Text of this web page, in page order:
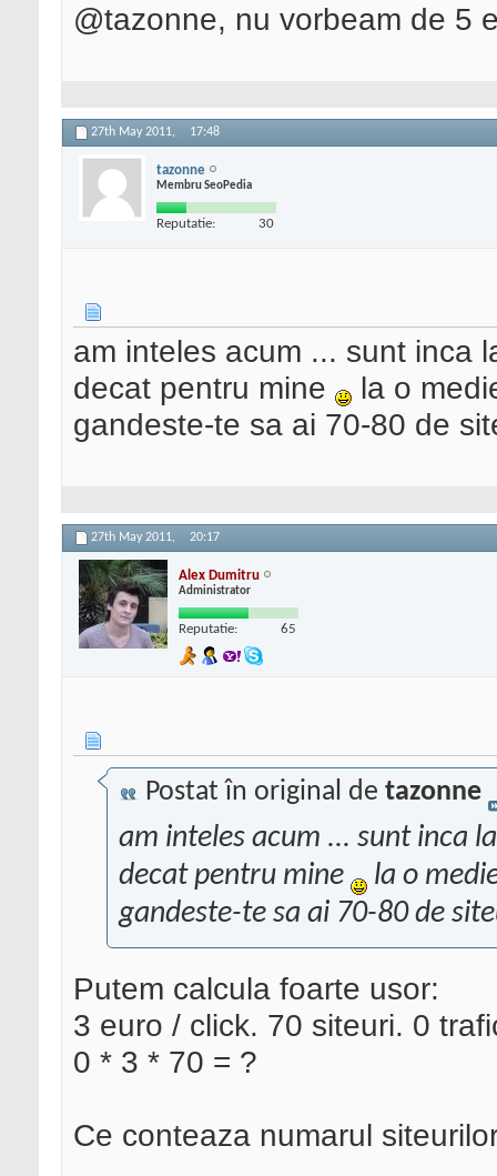
@tazonne, nu vorbeam de 5
27th May 2011, 17:48
tazonne
Membru SeoPedia
Reputatie: 30
am inteles acum ... sunt inca
decat pentru mine
la o
gandeste-te sa ai 70-80 de
27th May 2011, 20:17
Alex Dumitru
Administrator
Reputatie: 65
Postat în original de tazonne
am inteles acum ... sunt inca
decat pentru mine
la o
gandeste-te sa ai 70-80 de
Putem calcula foarte usor:
3 euro / click. 70 siteuri. 0
0 * 3 * 70 = ?
Ce conteaza numarul